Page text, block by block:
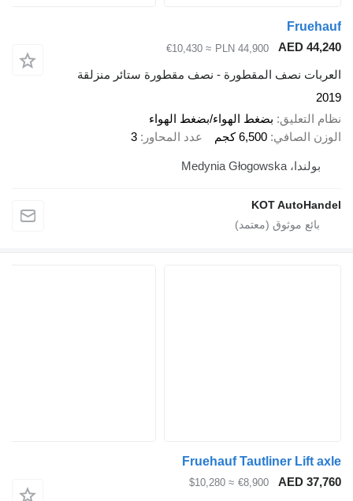
PLN 44,900
≈ €10,430
نصف المقطورة - نصف مقطورة ستائر منزلقة
بضغط الهواء/بضغط الهواء
6,500 كجم عدد المحاور 3
KOT
Fruehauf Tautliner
€8,900
≈ $10,280